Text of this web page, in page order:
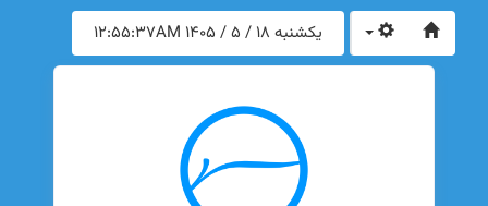
یکشنبه 18 / 5 / 1405 12:55:37AM